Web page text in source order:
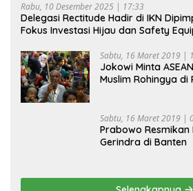
Rabu, 10 Desember 2025 | 17:33
Delegasi Rectitude Hadir di IKN
Fokus Investasi Hijau dan Safety
Sabtu, 16 Maret 2019 |
Jokowi Minta
Muslim Rohingya di
Sabtu, 16 Maret 2019 |
Prabowo Resmikan
Gerindra di Banten